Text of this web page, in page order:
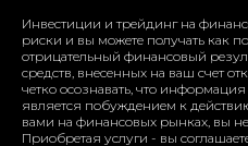
Инвестиции и трейдинг на
риски и вы можете получать как
отрицательный финансовый
средств, внесенных на ваш счет
четко осознавать, что
является побуждением к
вами на финансовых рынках, вы
Приобретая услуги - вы